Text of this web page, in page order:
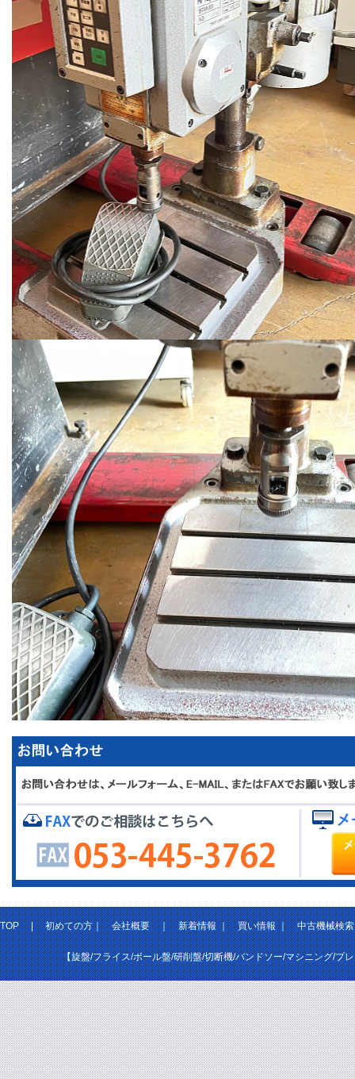
TOP|初めての方｜会社概要｜新着情報｜買い情報｜中古機械検索
【旋盤/フライス/ボール盤/研削盤/切断機/バンドソー/マシニング/プ